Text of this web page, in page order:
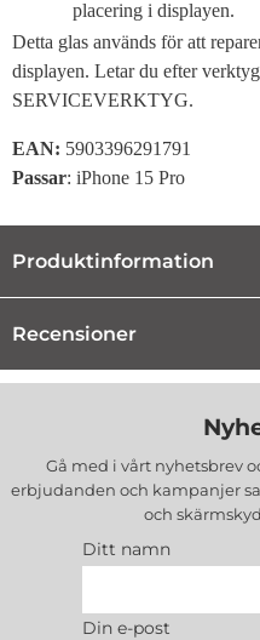
placering i displayen.
Detta glas används för att
displayen. Letar du efter
SERVICEVERKTYG.
EAN: 5903396291791
Passar: iPhone 15 Pro
Produktinformation
Recensioner
Gå med i vårt nyhetsbrev
erbjudanden och kampanjer
och
Ditt namn
Din e-post